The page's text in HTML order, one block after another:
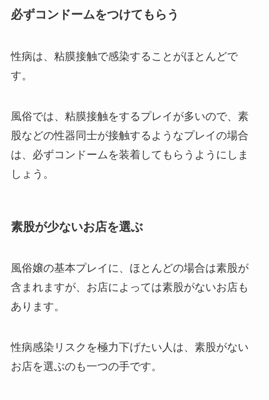
必ずコンドームをつけてもらう
性病は、粘膜接触で感染することがほとんどで
す。
風俗では、粘膜接触をするプレイが多いので、素
股などの性器同士が接触するようなプレイの場合
は、必ずコンドームを装着してもらうようにしま
しょう。
素股が少ないお店を選ぶ
風俗嬢の基本プレイに、ほとんどの場合は素股が
含まれますが、お店によっては素股がないお店も
あります。
性病感染リスクを極力下げたい人は、素股がない
お店を選ぶのも一つの手です。